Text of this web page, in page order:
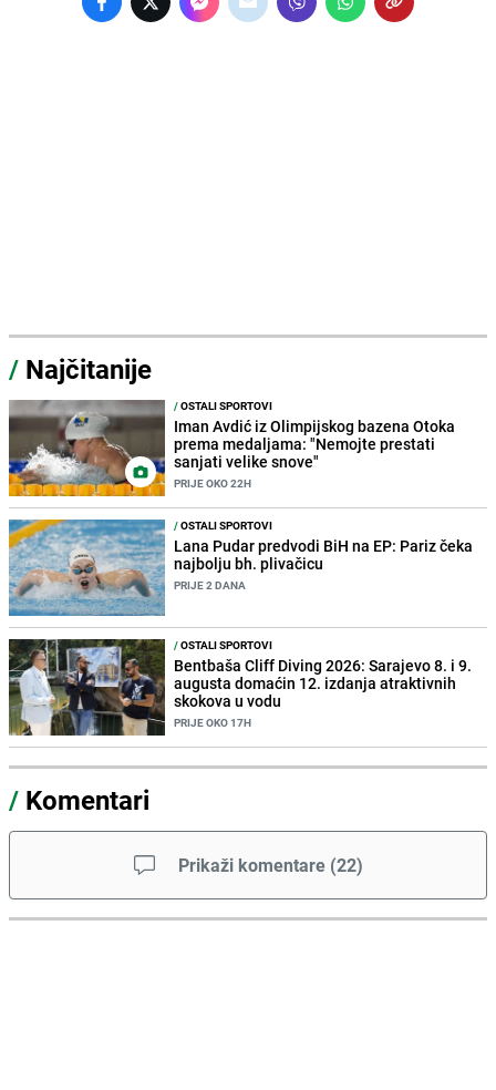
/ Najčitanije
/OSTALI SPORTOVI
Iman Avdić iz Olimpijskog bazena Otoka
prema medaljama: "Nemojte prestati
sanjati velike snove"
PRIJE OKO 22H
/OSTALI SPORTOVI
Lana Pudar predvodi BiH na EP: Pariz čeka
najbolju bh. plivačicu
PRIJE 2 DANA
/OSTALI SPORTOVI
Bentbaša Cliff Diving 2026: Sarajevo 8. i 9.
augusta domaćin 12. izdanja atraktivnih
skokova u vodu
PRIJE OKO 17H
/ Komentari
Prikaži komentare (22)